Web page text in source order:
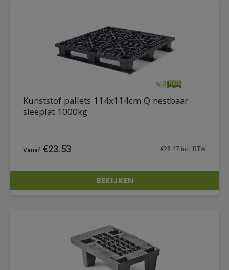
DETAILS
Kunststof pallets 114x114cm Q nestbaar
sleeplat 1000kg
€23.53 €28.47 inc. BTW
BEKIJKEN